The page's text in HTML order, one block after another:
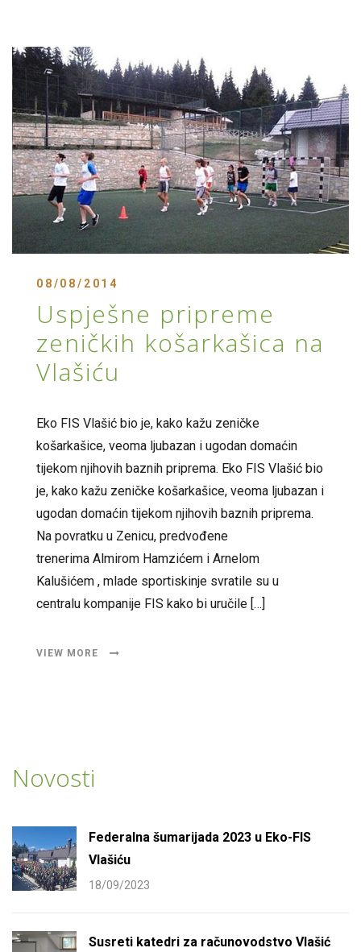
08/08/2014
Uspješne pripreme
zeničkih košarkašica na
Vlašiću
Eko FIS Vlašić bio je, kako kažu zeničke
košarkašice, veoma ljubazan i ugodan domaćin
tijekom njihovih baznih priprema. Eko FIS Vlašić bio
je, kako kažu zeničke košarkašice, veoma ljubazan i
ugodan domaćin tijekom njihovih baznih priprema.
Na povratku u Zenicu, predvođene
trenerima Almirom Hamzićem i Arnelom
Kalušićem , mlade sportiskinje svratile su u
centralu kompanije FIS kako bi uručile […]
VIEW MORE
Novosti
Federalna šumarijada 2023 u Eko-FIS
Vlašiću
18/09/2023
Susreti katedri za računovodstvo Vlašić